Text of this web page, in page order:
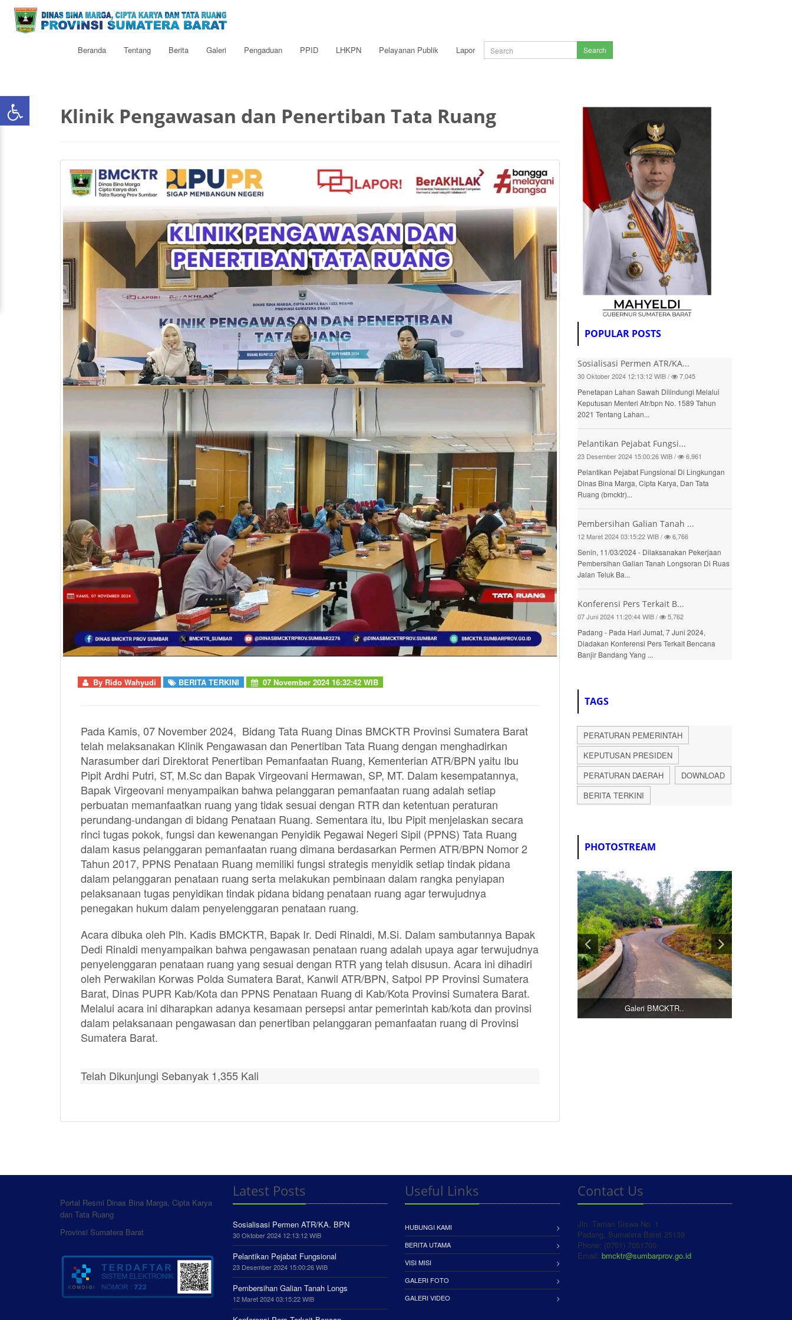
Beranda Tentang Berita Galeri Pengaduan PPID LHKPN Pelayanan Publik Lapor Search
Klinik Pengawasan dan Penertiban Tata Ruang
By Rido Wahyudi BERITA TERKINI 07 November 2024 16:32:42 WIB
Pada Kamis, 07 November 2024, Bidang Tata Ruang Dinas BMCKTR Provinsi Sumatera Barat
telah melaksanakan Klinik Pengawasan dan Penertiban Tata Ruang dengan menghadirkan
Narasumber dari Direktorat Penertiban Pemanfaatan Ruang, Kementerian ATR/BPN yaitu Ibu
Pipit Ardhi Putri, ST, M.Sc dan Bapak Virgeovani Hermawan, SP, MT. Dalam kesempatannya,
Bapak Virgeovani menyampaikan bahwa pelanggaran pemanfaatan ruang adalah setiap
perbuatan memanfaatkan ruang yang tidak sesuai dengan RTR dan ketentuan peraturan
perundang-undangan di bidang Penataan Ruang. Sementara itu, Ibu Pipit menjelaskan secara
rinci tugas pokok, fungsi dan kewenangan Penyidik Pegawai Negeri Sipil (PPNS) Tata Ruang
dalam kasus pelanggaran pemanfaatan ruang dimana berdasarkan Permen ATR/BPN Nomor 2
Tahun 2017, PPNS Penataan Ruang memiliki fungsi strategis menyidik setiap tindak pidana
dalam pelanggaran penataan ruang serta melakukan pembinaan dalam rangka penyiapan
pelaksanaan tugas penyidikan tindak pidana bidang penataan ruang agar terwujudnya
penegakan hukum dalam penyelenggaran penataan ruang.
Acara dibuka oleh Plh. Kadis BMCKTR, Bapak Ir. Dedi Rinaldi, M.Si. Dalam sambutannya Bapak
Dedi Rinaldi menyampaikan bahwa pengawasan penataan ruang adalah upaya agar terwujudnya
penyelenggaran penataan ruang yang sesuai dengan RTR yang telah disusun. Acara ini dihadiri
oleh Perwakilan Korwas Polda Sumatera Barat, Kanwil ATR/BPN, Satpol PP Provinsi Sumatera
Barat, Dinas PUPR Kab/Kota dan PPNS Penataan Ruang di Kab/Kota Provinsi Sumatera Barat.
Melalui acara ini diharapkan adanya kesamaan persepsi antar pemerintah kab/kota dan provinsi
dalam pelaksanaan pengawasan dan penertiban pelanggaran pemanfaatan ruang di Provinsi
Sumatera Barat.
Telah Dikunjungi Sebanyak 1,355 Kali
POPULAR POSTS
Sosialisasi Permen ATR/KA...
30 Oktober 2024 12:13:12 WIB / 7,045
Penetapan Lahan Sawah Dilindungi Melalui
Keputusan Menteri Atr/bpn No. 1589 Tahun
2021 Tentang Lahan...
Pelantikan Pejabat Fungsi...
23 Desember 2024 15:00:26 WIB / 6,961
Pelantikan Pejabat Fungsional Di Lingkungan
Dinas Bina Marga, Cipta Karya, Dan Tata
Ruang (bmcktr)...
Pembersihan Galian Tanah ...
12 Maret 2024 03:15:22 WIB / 6,766
Senin, 11/03/2024 - Dilaksanakan Pekerjaan
Pembersihan Galian Tanah Longsoran Di Ruas
Jalan Teluk Ba...
Konferensi Pers Terkait B...
07 Juni 2024 11:20:44 WIB / 5,762
Padang - Pada Hari Jumat, 7 Juni 2024,
Diadakan Konferensi Pers Terkait Bencana
Banjir Bandang Yang ...
TAGS
PERATURAN PEMERINTAH
KEPUTUSAN PRESIDEN
PERATURAN DAERAH
DOWNLOAD
BERITA TERKINI
PHOTOSTREAM
Galeri BMCKTR..
Portal Resmi Dinas Bina Marga, Cipta Karya
dan Tata Ruang
Provinsi Sumatera Barat
Latest Posts
Sosialisasi Permen ATR/KA. BPN
30 Oktober 2024 12:13:12 WIB
Pelantikan Pejabat Fungsional
23 Desember 2024 15:00:26 WIB
Pembersihan Galian Tanah Longs
12 Maret 2024 03:15:22 WIB
Useful Links
HUBUNGI KAMI
BERITA UTAMA
VISI MISI
GALERI FOTO
GALERI VIDEO
Contact Us
Jln. Taman Siswa No. 1
Padang, Sumatera Barat 25139
Phone: (0751) 7051700
Email: bmcktr@sumbarprov.go.id